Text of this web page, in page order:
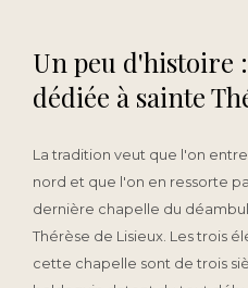
Un peu d'histoire
dédiée à sainte
La tradition veut que l'on
nord et que l'on en ressorte
dernière chapelle du
Thérèse de Lisieux. Les trois
cette chapelle sont de trois